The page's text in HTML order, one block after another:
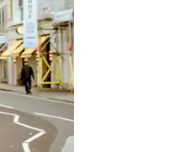
o bien tocando y deslizando la